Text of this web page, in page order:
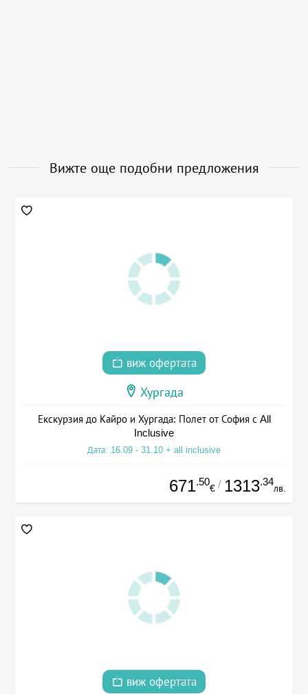
Вижте още подобни предложения
виж офертата
Хургада
Екскурзия до Кайро и Хургада: Полет от София с All
Inclusive
Дата: 16.09 - 31.10 + all inclusive
671.50
€ / 1313.34
лв.
виж офертата